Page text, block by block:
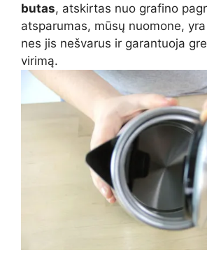
butas, atskirtas nuo grafino
atsparumas, mūsų nuomone,
nes jis nešvarus ir garantuoja
virimą.